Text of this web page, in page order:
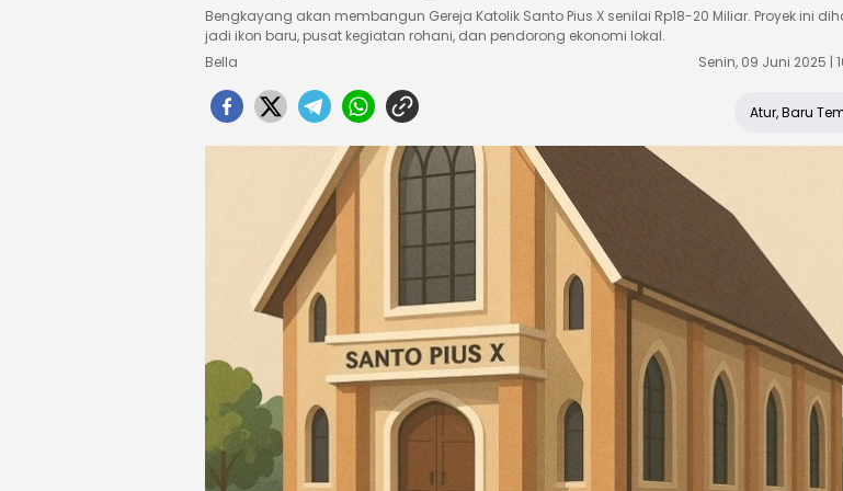
Bengkayang akan membangun Gereja Katolik Santo Pius X senilai Rp18-20 Miliar. Proyek ini
jadi ikon baru, pusat kegiatan rohani, dan pendorong ekonomi lokal.
Bella
Senin, 09 Juni 2025 |
Atur, Baru